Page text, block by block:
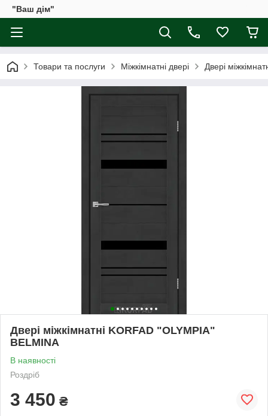
"Ваш дім"
Товари та послуги Міжкімнатні двері Двері
Двері міжкімнатні KORFAD "OLYMPIA"
BELMINA
В наявності
Роздріб
3 450 ₴